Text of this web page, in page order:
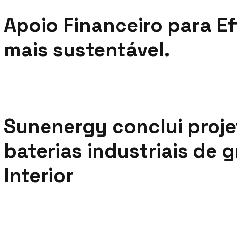
Apoio Financeiro para
mais sustentável.
Sunenergy conclui
baterias industriais de
Interior